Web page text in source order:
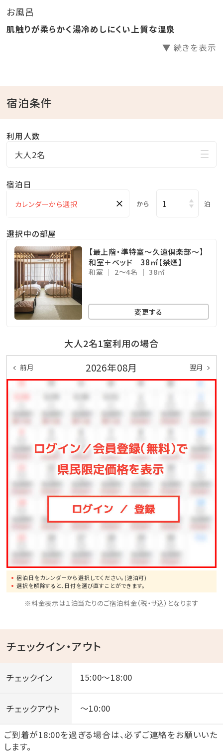
お風呂
肌触りが柔らかく湯冷めしにくい上質な温泉
▼ 続きを表示
宿泊条件
利用人数
大人2名
宿泊日
× から 泊
選択中の部屋
【最上階・準特室～久遠倶楽部～】
和室＋ベッド 38㎡【禁煙】
和室 2～4名 38㎡
変更する
大人2名1室利用の場合
前月 2026年08月 翌月
宿泊日をカレンダーから選択してください。(連泊可)
選択を解除すると、日付を選び直すことができます。
※料金表示は１泊当たりのご宿泊料金（税・サ込）となります
チェックイン・アウト
チェックイン 15:00～18:00
チェックアウト ～10:00
ご到着が18:00を過ぎる場合は、必ずご連絡をお願いいた
します。